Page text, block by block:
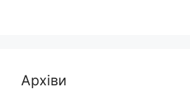
Архіви